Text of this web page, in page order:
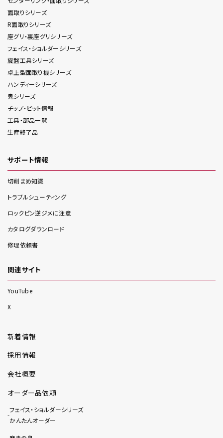
面取りシリーズ
R面取りシリーズ
座グリ・裏座グリシリーズ
フェイス・ショルダーシリーズ
旋盤工具シリーズ
卓上型面取り機シリーズ
ハンディーシリーズ
鬼シリーズ
チップ・ビット情報
工具・部品一覧
生産終了品
サポート情報
切削まめ知識
トラブルシューティング
ロックピン逆ジメに注意
カタログダウンロード
修理依頼書
関連サイト
YouTube
X
新着情報
採用情報
会社概要
オーダー品依頼
フェイス・ショルダーシリーズ
かんたんオーダー